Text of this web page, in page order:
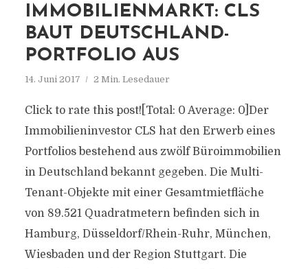
IMMOBILIENMARKT: CLS
BAUT DEUTSCHLAND-
PORTFOLIO AUS
14. Juni 2017 2 Min. Lesedauer
Click to rate this post![Total: 0 Average: 0]Der
Immobilieninvestor CLS hat den Erwerb eines
Portfolios bestehend aus zwölf Büroimmobilien
in Deutschland bekannt gegeben. Die Multi-
Tenant-Objekte mit einer Gesamtmietfläche
von 89.521 Quadratmetern befinden sich in
Hamburg, Düsseldorf/Rhein-Ruhr, München,
Wiesbaden und der Region Stuttgart. Die